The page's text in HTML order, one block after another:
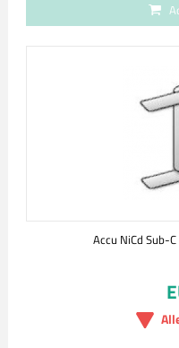
Accu NiCd Sub-